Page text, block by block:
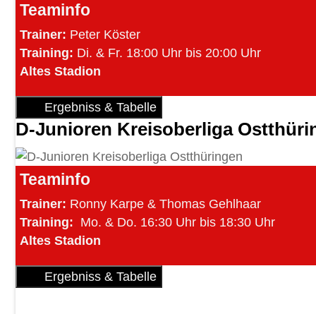
Teaminfo
Trainer: Peter Köster
Training: Di. & Fr. 18:00 Uhr bis 20:00 Uhr
Altes Stadion
Ergebniss & Tabelle
D-Junioren Kreisoberliga
Teaminfo
Trainer: Ronny Karpe & Thomas Gehlhaar
Training: Mo. & Do. 16:30 Uhr bis 18:30 Uhr
Altes Stadion
Ergebniss & Tabelle